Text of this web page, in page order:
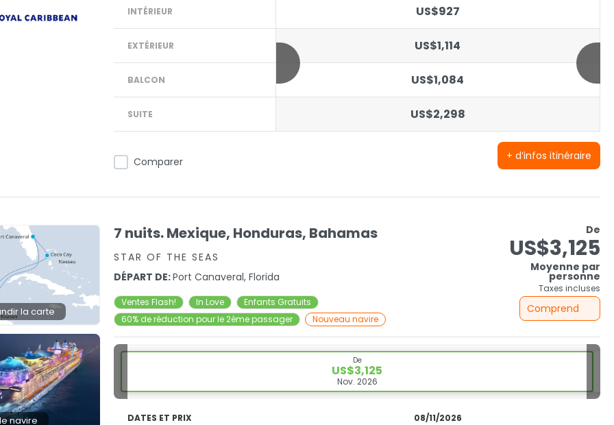
INTÉRIEUR
EXTÉRIEUR
BALCON
SUITE
US$927
US$1,114
US$1,084
US$2,298
Comparer + d’infos itinéraire
la carte
navire
7 nuits. Mexique, Honduras, Bahamas
STAR OF THE SEAS
DÉPART DE:Port Canaveral, Florida
Ventes Flash! In Love
Enfants Gratuits
60% de réduction pour le 2ème passager
Nouveau navire
De
US$3,125
Moyenne par
personne
Taxes incluses
Comprend
De
US$3,125
Nov. 2026
DATES ET PRIX 08/11/2026